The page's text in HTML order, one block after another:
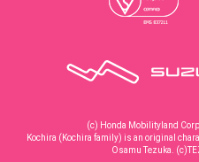
(c) Honda Mobilityland
Kochira (Kochira family) is an original
Osamu Tezuka.